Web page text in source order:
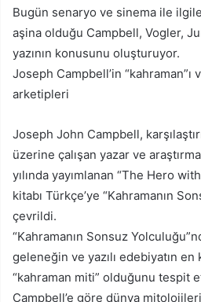
Bugün senaryo ve sinema ile
aşina olduğu Campbell, Vogler,
yazının konusunu oluşturuyor.
Joseph Campbell’in “kahraman”ı
arketipleri
Joseph John Campbell,
üzerine çalışan yazar ve
yılında yayımlanan “The Hero
kitabı Türkçe’ye “Kahramanın
çevrildi.
“Kahramanın Sonsuz
geleneğin ve yazılı edebiyatın en
“kahraman miti” olduğunu tespit
Campbell’e göre dünya